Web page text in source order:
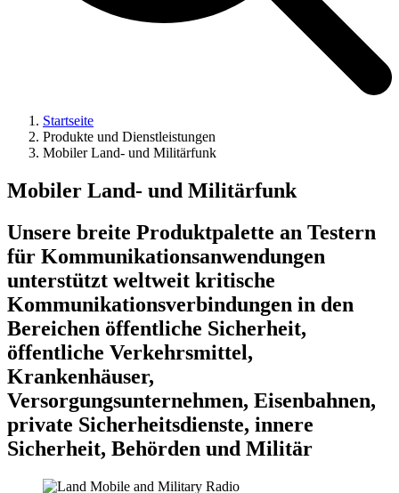
Startseite
Produkte und Dienstleistungen
Mobiler Land- und Militärfunk
Mobiler Land- und Militärfunk
Unsere breite Produktpalette an Testern
für Kommunikationsanwendungen
unterstützt weltweit kritische
Kommunikationsverbindungen in den
Bereichen öffentliche Sicherheit,
öffentliche Verkehrsmittel,
Krankenhäuser,
Versorgungsunternehmen, Eisenbahnen,
private Sicherheitsdienste, innere
Sicherheit, Behörden und Militär